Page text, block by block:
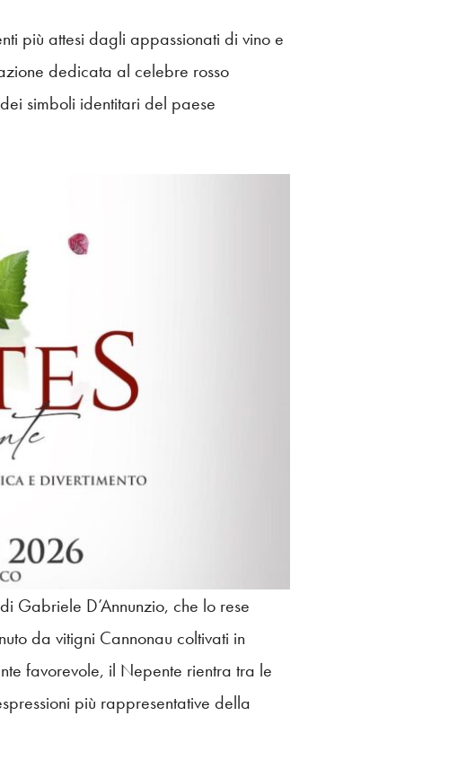
più attesi dagli appassionati di vino e
dedicata al celebre rosso
simboli identitari del paese
D’Annunzio, che lo rese
da vitigni Cannonau coltivati in
favorevole, il Nepente rientra tra le
più rappresentative della